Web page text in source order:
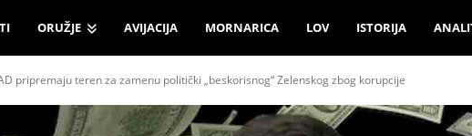
ORUŽJE AVIJACIJA MORNARICA LOV ISTORIJA
pripremaju teren za zamenu politički „beskorisnog“ Zelenskog zbog korupcije